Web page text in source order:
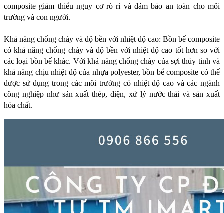
composite giảm thiểu nguy cơ rò rỉ và đảm bảo an toàn cho môi
trường và con người.
Khả năng chống cháy và độ bền với nhiệt độ cao: Bồn bể composite
có khả năng chống cháy và độ bền với nhiệt độ cao tốt hơn so với
các loại bồn bể khác. Với khả năng chống cháy của sợi thủy tinh và
khả năng chịu nhiệt độ của nhựa polyester, bồn bể composite có thể
được sử dụng trong các môi trường có nhiệt độ cao và các ngành
công nghiệp như sản xuất thép, điện, xử lý nước thải và sản xuất
hóa chất.